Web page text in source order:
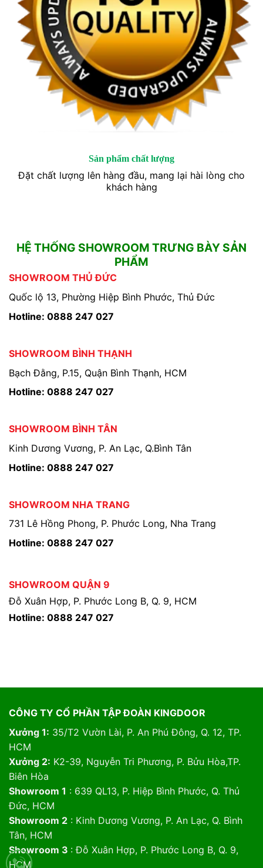
Sản phẩm chất lượng
Đặt chất lượng lên hàng đầu, mang lại hài lòng cho
khách hàng
HỆ THỐNG SHOWROOM TRƯNG BÀY SẢN
PHẨM
SHOWROOM THỦ ĐỨC
Quốc lộ 13, Phường Hiệp Bình Phước, Thủ Đức
Hotline: 0888 247 027
SHOWROOM BÌNH THẠNH
Bạch Đằng, P.15, Quận Bình Thạnh, HCM
Hotline: 0888 247 027
SHOWROOM BÌNH TÂN
Kinh Dương Vương, P. An Lạc, Q.Bình Tân
Hotline: 0888 247 027
SHOWROOM NHA TRANG
731 Lê Hồng Phong, P. Phước Long, Nha Trang
Hotline: 0888 247 027
SHOWROOM QUẬN 9
Đỗ Xuân Hợp, P. Phước Long B, Q. 9, HCM
Hotline: 0888 247 027
CÔNG TY CỔ PHẦN TẬP ĐOÀN KINGDOOR
Xưởng 1: 35/T2 Vườn Lài, P. An Phú Đông, Q. 12, TP.
HCM
Xưởng 2: K2-39, Nguyễn Tri Phương, P. Bửu Hòa,TP.
Biên Hòa
Showroom 1 : 639 QL13, P. Hiệp Bình Phước, Q. Thủ
Đức, HCM
Showroom 2: Kinh Dương Vương, P. An Lạc, Q. Bình
Tân, HCM
Showroom 3 : Đỗ Xuân Hợp, P. Phước Long B, Q. 9,
HCM